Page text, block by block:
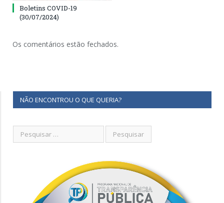
Boletins COVID-19
(30/07/2024)
Os comentários estão fechados.
NÃO ENCONTROU O QUE QUERIA?